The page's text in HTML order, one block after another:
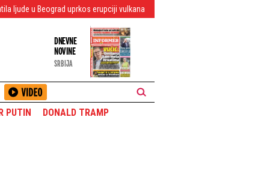
uprkos erupciji vulkana Letnji prelazni rok: Dinamo ponudio 15
DNEVNE
NOVINE
SRBIJA
PUTIN DONALD TRAMP